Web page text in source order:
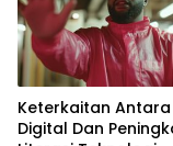
Keterkaitan
Digital Dan